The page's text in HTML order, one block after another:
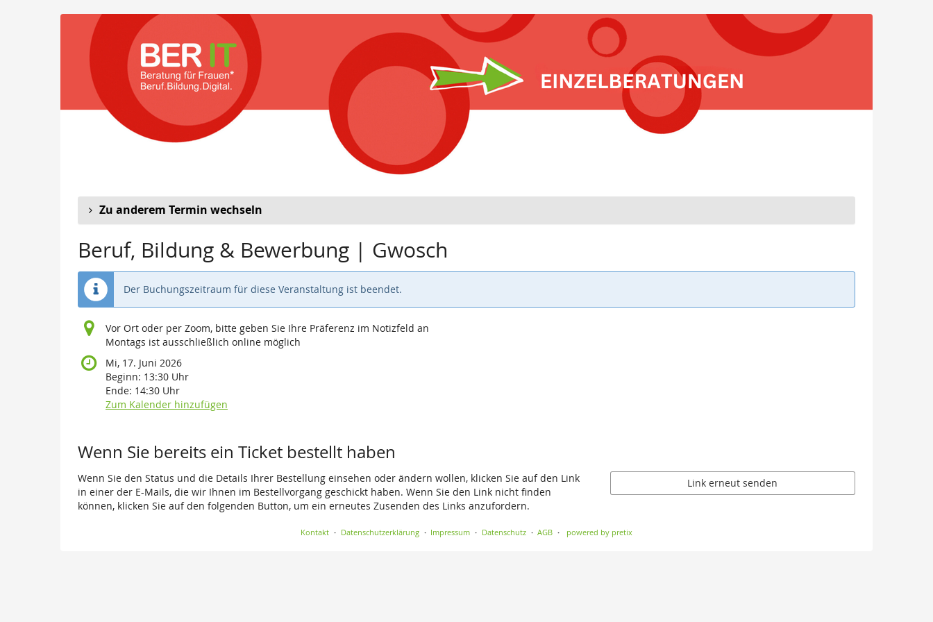
Zu anderem Termin wechseln
Beruf, Bildung & Bewerbung | Gwosch
Der Buchungszeitraum für diese Veranstaltung ist beendet.
Vor Ort oder per Zoom, bitte geben Sie Ihre Präferenz im Notizfeld an
Montags ist ausschließlich online möglich
Mi, 17. Juni 2026
Beginn: 13:30 Uhr
Ende: 14:30 Uhr
Zum Kalender hinzufügen
Wenn Sie bereits ein Ticket bestellt haben
Wenn Sie den Status und die Details Ihrer Bestellung einsehen oder ändern wollen, klicken Sie auf den Link
in einer der E-Mails, die wir Ihnen im Bestellvorgang geschickt haben. Wenn Sie den Link nicht finden
können, klicken Sie auf den folgenden Button, um ein erneutes Zusenden des Links anzufordern.
Link erneut senden
Kontakt Datenschutzerklärung Impressum Datenschutz AGB powered by pretix